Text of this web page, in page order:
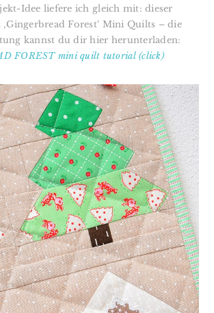
Idee liefere ich gleich mit: dieser
Forest‘ Mini Quilts – die
kannst du dir hier herunterladen:
FOREST mini quilt tutorial (click)